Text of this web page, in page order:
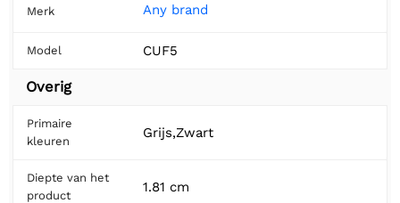
Merk Any brand
Model CUF5
Overig
Primaire
kleuren
Grijs,Zwart
Diepte van het
product
1.81 cm